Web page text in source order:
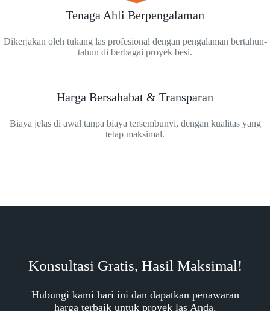
Tenaga Ahli Berpengalaman
Dikerjakan oleh tukang las profesional dengan pengalaman bertahun-
tahun di berbagai proyek besi.
Harga Bersahabat & Transparan
Biaya jelas di awal tanpa biaya tersembunyi, dengan kualitas yang
tetap maksimal.
Konsultasi Gratis, Hasil Maksimal!
Hubungi kami hari ini dan dapatkan penawaran
harga terbaik untuk proyek las Anda.